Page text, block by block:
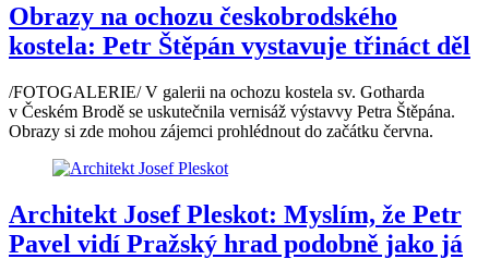
Obrazy na ochozu českobrodského
kostela: Petr Štěpán vystavuje třináct děl
/FOTOGALERIE/ V galerii na ochozu kostela sv. Gotharda
v Českém Brodě se uskutečnila vernisáž výstavvy Petra Štěpána.
Obrazy si zde mohou zájemci prohlédnout do začátku června.
Architekt Josef Pleskot: Myslím, že Petr
Pavel vidí Pražský hrad podobně jako já